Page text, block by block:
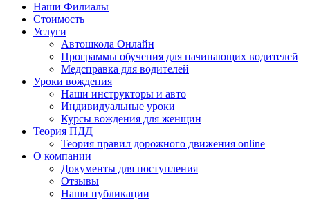
Наши Филиалы
Стоимость
Услуги
Автошкола Онлайн
Программы обучения для начинающих водителей
Медсправка для водителей
Уроки вождения
Наши инструкторы и авто
Индивидуальные уроки
Курсы вождения для женщин
Теория ПДД
Теория правил дорожного движения online
О компании
Документы для поступления
Отзывы
Наши публикации